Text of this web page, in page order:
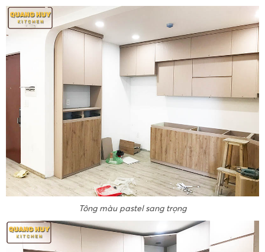
Tông màu pastel sang trọng